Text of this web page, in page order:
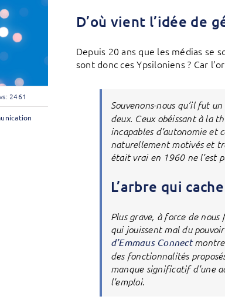
2461
D’où vient l’idée de
Depuis 20 ans que les médias se
sont donc ces Ypsiloniens ? Car
Souvenons-nous qu’il fut
deux. Ceux obéissant à la
incapables d’autonomie et
naturellement motivés et
était vrai en 1960 ne l’est
L’arbre qui
Plus grave, à force de
qui jouissent mal du
d’Emmaus Connectmontre
des fonctionnalités
manque significatif d’une
l’emploi.